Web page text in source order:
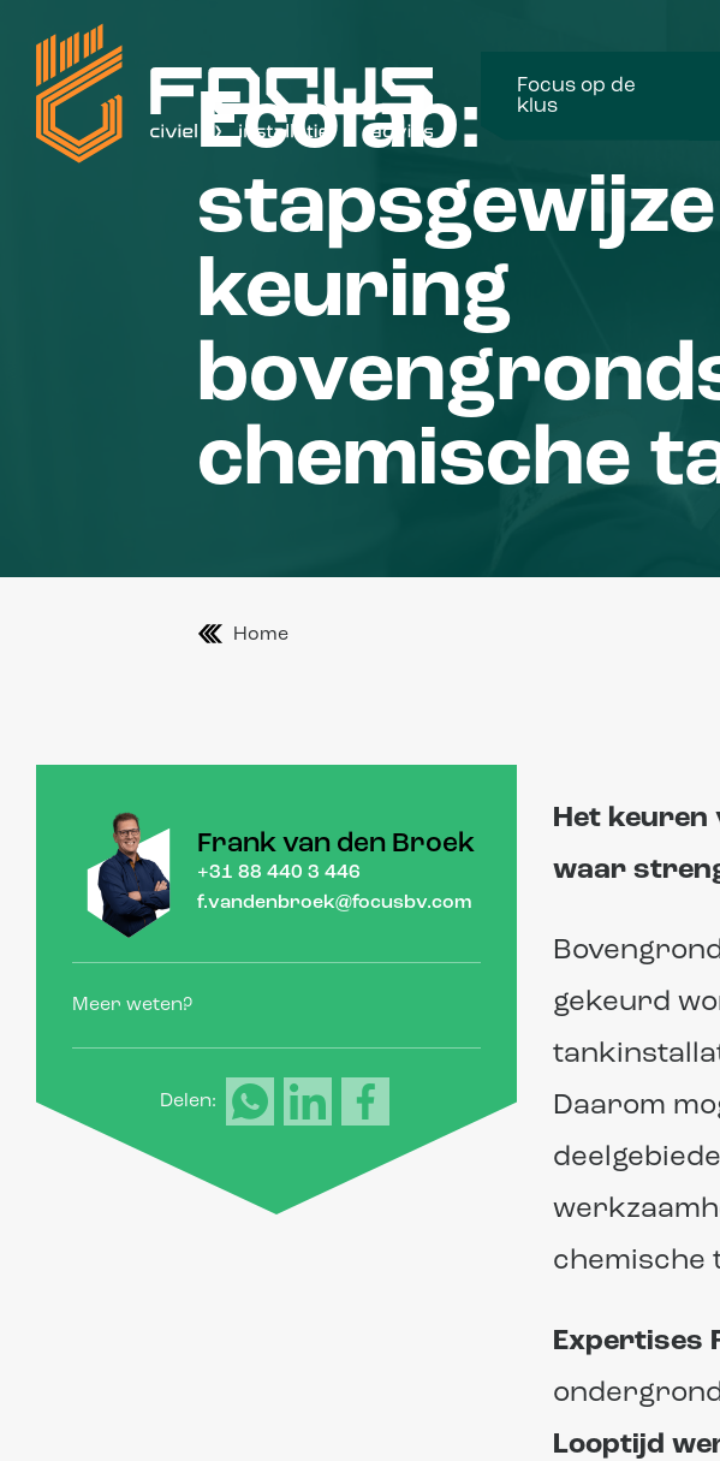
Focus op de
klus
Ecolab:
stapsgewijze
keuring
chemische
Home
Frank van den Broek
+31 88 440 3 446
f.vandenbroek@focusbv.com
Meer weten?
Delen:
Het keuren
waar
gekeurd
Daarom
chemische
Expertises
Looptijd